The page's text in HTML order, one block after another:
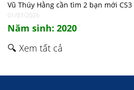
Vũ Thúy Hằng cần tìm 2 bạn mới
01/07/2026
Năm sinh: 2020
🔍 Xem tất cả